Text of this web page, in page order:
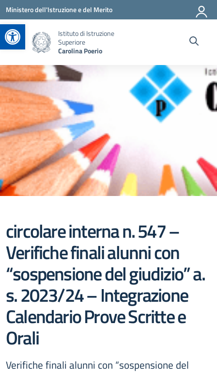
Apri la barra degli strumenti
Vai ai contenuti
Vai al menu di navigazione
Vai al footer
Ministero dell'Istruzione e del Merito
Istituto di Istruzione
Superiore
Carolina Poerio
circolare interna n. 547 –
Verifiche finali alunni con
“sospensione del giudizio” a.
s. 2023/24 – Integrazione
Calendario Prove Scritte e
Orali
Verifiche finali alunni con “sospensione del